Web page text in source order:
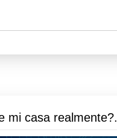
mi casa realmente?.